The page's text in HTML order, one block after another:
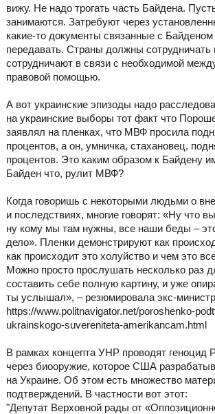
вижу. Не надо трогать часть Байдена.
занимаются. Затребуют через
какие-то документы связанные с
передавать. Страны должны сотрудничать
сотрудничают в связи с необходимой
правовой помощью.
А вот украинские эпизоды надо
на украинские выборы тот факт что
заявлял на пленках, что МВФ просила
процентов, а он, умничка, стахановец,
процентов. Это каким образом к Байдену
Байден что, рулит МВФ?
Когда говоришь с некоторыми людьми о
и последствиях, многие говорят: «Ну что
ну кому мы там нужны, все наши беды –
дело». Пленки демонстрируют как
как происходит это холуйство и чем это
Можно просто прослушать несколько раз
составить себе полную картину, и уже
ты услышал», – резюмировала экс-
https://www.politnavigator.net/poroshenko-
ukrainskogo-suvereniteta-amerikancam.html
В рамках концепта УНР проводят геноцид
через биооружие, которое США
на Украине. Об этом есть множество
подтверждений. В частности вот этот:
"Депутат Верховной рады от